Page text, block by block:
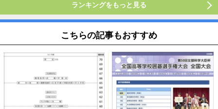
ランキングをもっと見る
こちらの記事もおすすめ